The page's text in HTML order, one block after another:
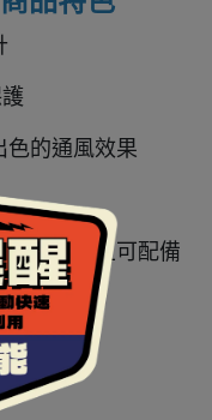
色的通風效果
鏡片，並且可配備